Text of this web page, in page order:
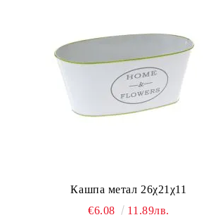
Кашпа метал 26χ21χ11
€6.08
11.89лв.